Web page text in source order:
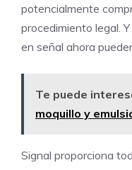
potencialmente
procedimiento legal.
en señal ahora
Te puede
moquillo y
Signal proporciona